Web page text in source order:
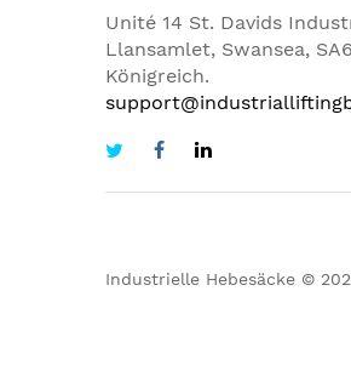
Unité 14 St. Davids
Llansamlet, Swansea,
Königreich.
Industrielle Hebesäcke ©